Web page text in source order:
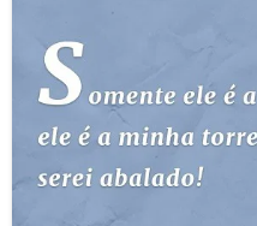
ESTUDOS BÍBLICOS
ESBOÇOS DE PREGAÇÃO